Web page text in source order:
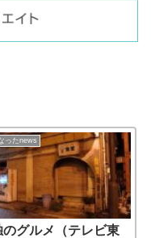
ったnews
のグルメ（テレビ東